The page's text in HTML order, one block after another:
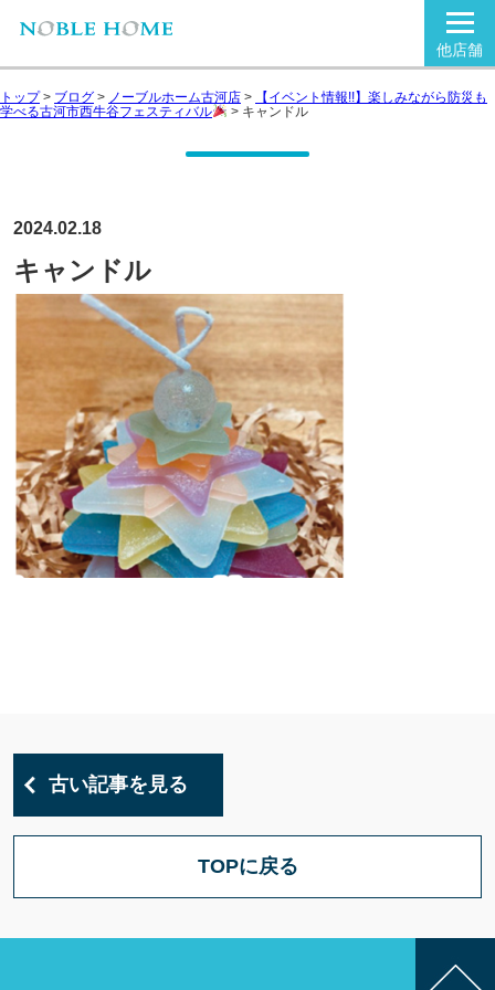
他店舗
トップ> ブログ > ノーブルホーム古河店 >
【イベント情報!!】楽しみながら防災も
学べる古河市西牛谷フェスティバル
> キャンドル
2024.02.18
キャンドル
古い記事を見る
TOPに戻る